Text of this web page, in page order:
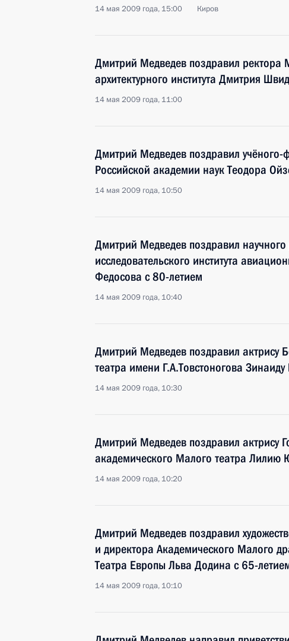
14 мая 2009 года, 15:00 Киров
Дмитрий Медведев поздравил ректора
архитектурного института Дмитрия
14 мая 2009 года, 11:00
Дмитрий Медведев поздравил
Российской академии наук Теодора
14 мая 2009 года, 10:50
Дмитрий Медведев поздравил научного
исследовательского института
Федосова с 80-летием
14 мая 2009 года, 10:40
Дмитрий Медведев поздравил актрису
театра имени Г.А.Товстоногова
14 мая 2009 года, 10:30
Дмитрий Медведев поздравил актрису
академического Малого театра Лилию
14 мая 2009 года, 10:20
Дмитрий Медведев поздравил
и директора Академического Малого
Театра Европы Льва Додина с 65-
14 мая 2009 года, 10:10